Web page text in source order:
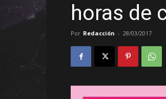
horas de
Por Redacción - 28/03/2017